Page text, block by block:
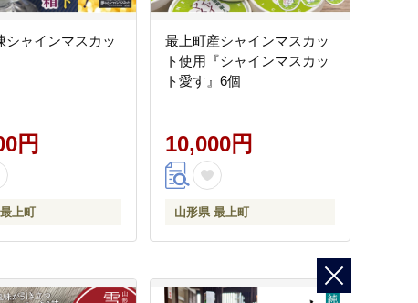
シャインマスカッ
円
上町
最上町産シャインマスカッ
ト使用『シャインマスカッ
ト愛す』6個
10,000円
山形県 最上町